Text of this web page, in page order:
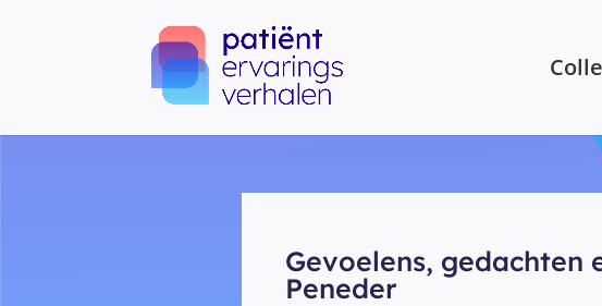
Gevoelens, gedachten
Peneder